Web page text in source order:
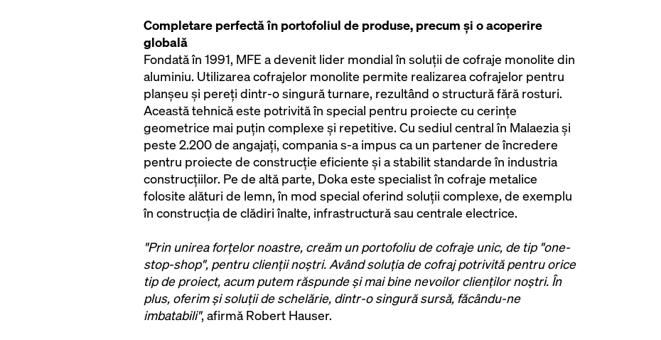
Completare perfectă în portofoliul de produse, precum și o acoperire
globală
Fondată în 1991, MFE a devenit lider mondial în soluții de cofraje monolite din
aluminiu. Utilizarea cofrajelor monolite permite realizarea cofrajelor pentru
planșeu și pereți dintr-o singură turnare, rezultând o structură fără rosturi.
Această tehnică este potrivită în special pentru proiecte cu cerințe
geometrice mai puțin complexe și repetitive. Cu sediul central în Malaezia și
peste 2.200 de angajați, compania s-a impus ca un partener de încredere
pentru proiecte de construcție eficiente și a stabilit standarde în industria
construcțiilor. Pe de altă parte, Doka este specialist în cofraje metalice
folosite alături de lemn, în mod special oferind soluții complexe, de exemplu
în construcția de clădiri înalte, infrastructură sau centrale electrice.
"Prin unirea forțelor noastre, creăm un portofoliu de cofraje unic, de tip "one-
stop-shop", pentru clienții noștri. Având soluția de cofraj potrivită pentru orice
tip de proiect, acum putem răspunde și mai bine nevoilor clienților noștri. În
plus, oferim și soluții de schelărie, dintr-o singură sursă, făcându-ne
imbatabili", afirmă Robert Hauser.